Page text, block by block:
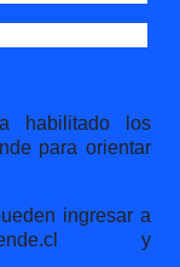
habilitado los
para orientar
ingresar a
y